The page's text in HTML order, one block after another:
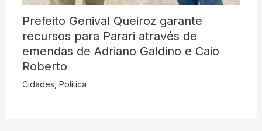
Prefeito Genival Queiroz garante
recursos para Parari através de
emendas de Adriano Galdino e Caio
Roberto
Cidades Politica